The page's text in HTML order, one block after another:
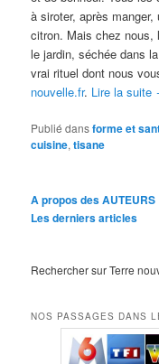
à siroter, après
citron. Mais chez nous,
le jardin, séchée dans
vrai rituel dont nous
nouvelle.fr. Lire la suite
Publié dansforme et
cuisine,tisane
A propos des AUTEURS
Les derniers articles
Rechercher sur Terre
NOS PASSAGES DANS